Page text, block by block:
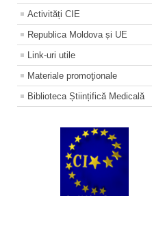
Activități CIE
Republica Moldova și UE
Link-uri utile
Materiale promoţionale
Biblioteca Științifică Medicală